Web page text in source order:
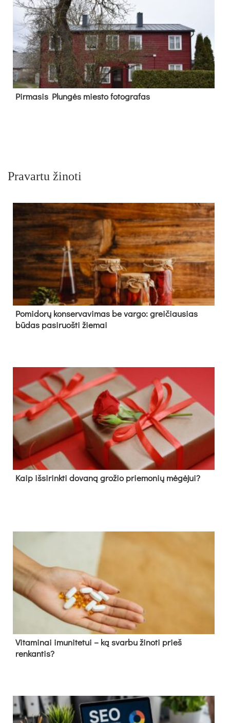
Pir­ma­sis Plun­gės mies­to fo­tog­ra­fas
Pravartu žinoti
Pomidorų konservavimas be vargo: greičiausias
būdas pasiruošti žiemai
Kaip išsirinkti dovaną grožio priemonių mėgėjui?
Vitaminai imunitetui – ką svarbu žinoti prieš
renkantis?